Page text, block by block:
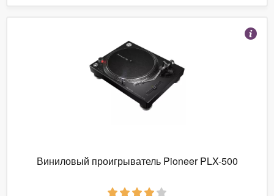
Виниловый проигрыватель Pioneer PLX-500